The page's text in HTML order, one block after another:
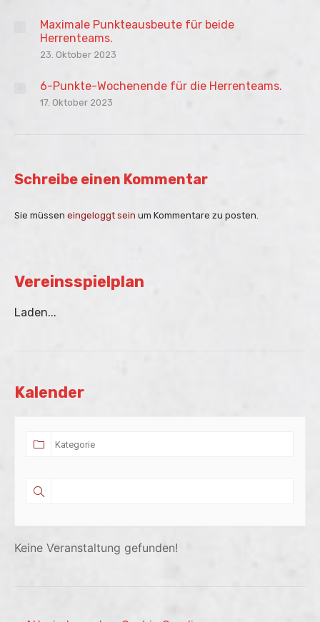
Maximale Punkteausbeute für beide
Herrenteams.
23. Oktober 2023
6-Punkte-Wochenende für die Herrenteams.
17. Oktober 2023
Schreibe einen Kommentar
Sie müssen eingeloggt sein um Kommentare zu posten.
Vereinsspielplan
Laden...
Kalender
Keine Veranstaltung gefunden!